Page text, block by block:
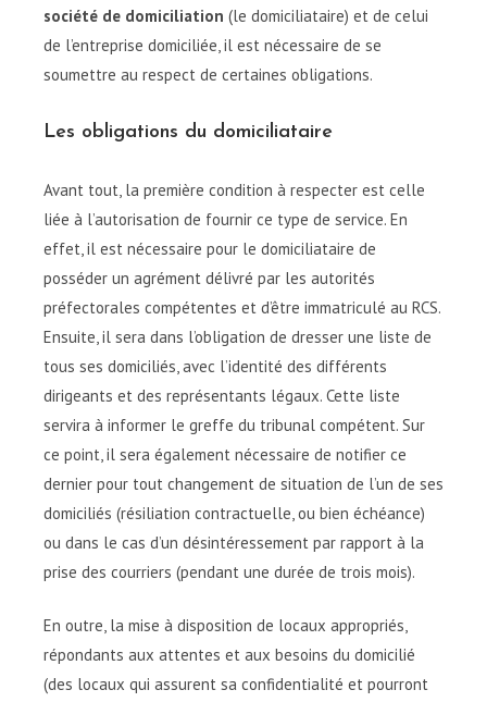
société de domiciliation (le domiciliataire) et de celui
de l’entreprise domiciliée, il est nécessaire de se
soumettre au respect de certaines obligations.
Les obligations du domiciliataire
Avant tout, la première condition à respecter est celle
liée à l’autorisation de fournir ce type de service. En
effet, il est nécessaire pour le domiciliataire de
posséder un agrément délivré par les autorités
préfectorales compétentes et d’être immatriculé au RCS.
Ensuite, il sera dans l’obligation de dresser une liste de
tous ses domiciliés, avec l’identité des différents
dirigeants et des représentants légaux. Cette liste
servira à informer le greffe du tribunal compétent. Sur
ce point, il sera également nécessaire de notifier ce
dernier pour tout changement de situation de l’un de ses
domiciliés (résiliation contractuelle, ou bien échéance)
ou dans le cas d’un désintéressement par rapport à la
prise des courriers (pendant une durée de trois mois).
En outre, la mise à disposition de locaux appropriés,
répondants aux attentes et aux besoins du domicilié
(des locaux qui assurent sa confidentialité et pourront